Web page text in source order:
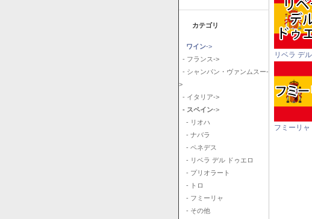
カテゴリ
ワイン->
- フランス->
- シャンパン・ヴァンムスー-
>
- イタリア->
- スペイン->
- リオハ
- ナバラ
- ペネデス
- リベラ デル ドゥエロ
- プリオラート
- トロ
- フミーリャ
- その他
リベラ デ
フミーリャ